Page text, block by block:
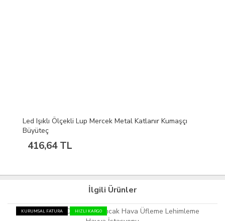
Led Işıklı Ölçekli Lup Mercek Metal Katlanır Kumaşçı
Büyüteç
416,64 TL
İlgili Ürünler
KURUMSAL FATURA HIZLI KARGO